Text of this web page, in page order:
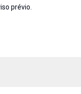
prévio.